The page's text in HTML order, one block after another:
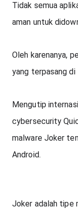
Tidak semua
aman untuk
Oleh karenanya,
yang terpasang di
Mengutip
cybersecurity
malware Joker
Android.
Joker adalah tipe